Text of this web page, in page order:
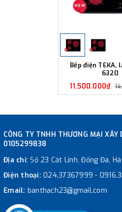
Bếp điện TEKA,
6320
11.500.000₫
CÔNG TY TNHH THƯƠNG MẠI
0105299838
Địa chỉ:Số 23 Cát Linh, Đống Đa, Hà
Điện thoại: 024.37367999 -
Email: banthach23@gmail.com